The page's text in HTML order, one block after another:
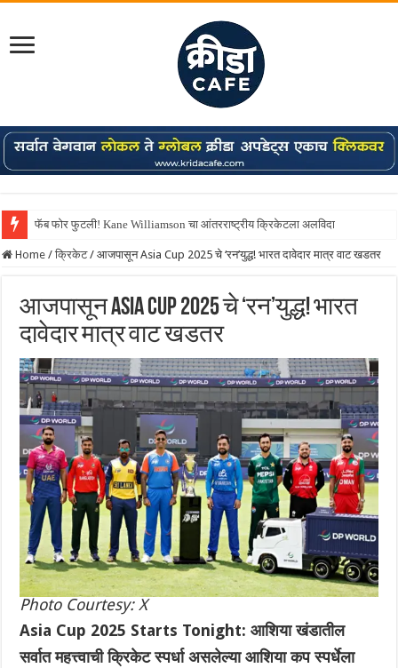
फॅब फोर फुटली! Kane Williamson चा आंतरराष्ट्रीय क्रिकेटला अलविदा
Home / क्रिकेट / आजपासून Asia Cup 2025 चे ‘रन’युद्ध! भारत दावेदार मात्र वाट खडतर
आजपासून Asia Cup 2025 चे ‘रन’युद्ध! भारत
दावेदार मात्र वाट खडतर
Photo Courtesy: X
Asia Cup 2025 Starts Tonight: आशिया खंडातील
सर्वात महत्त्वाची क्रिकेट स्पर्धा असलेल्या आशिया कप स्पर्धेला